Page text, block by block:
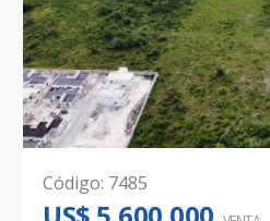
Código: 7485